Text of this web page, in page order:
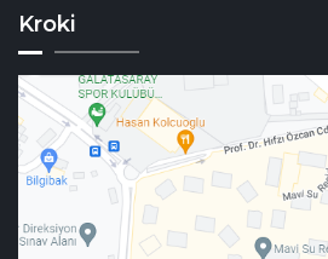
Kroki